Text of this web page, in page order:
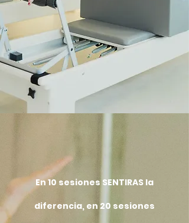
En 10 sesiones SENTIRAS la
diferencia, en 20 sesiones